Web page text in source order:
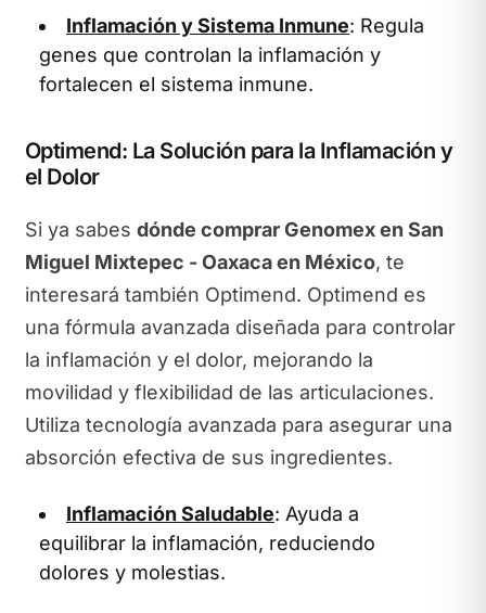
Inflamación y Sistema Inmune: Regula
genes que controlan la inflamación y
fortalecen el sistema inmune.
Optimend: La Solución para la Inflamación y
el Dolor
Si ya sabes dónde comprar Genomex en San
Miguel Mixtepec - Oaxaca en México, te
interesará también Optimend. Optimend es
una fórmula avanzada diseñada para controlar
la inflamación y el dolor, mejorando la
movilidad y flexibilidad de las articulaciones.
Utiliza tecnología avanzada para asegurar una
absorción efectiva de sus ingredientes.
Inflamación Saludable: Ayuda a
equilibrar la inflamación, reduciendo
dolores y molestias.